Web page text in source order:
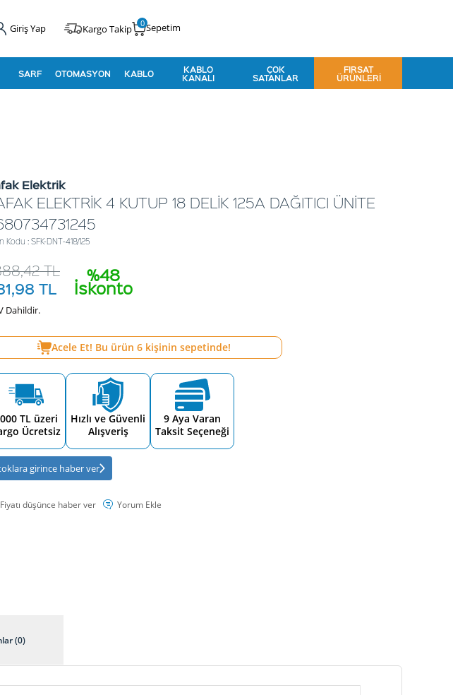
Giriş Yap Kargo Takip Sepetim
0
SARF OTOMASYON KABLO KABLO
KANALI
ÇOK
SATANLAR
FIRSAT
ÜRÜNLERI
Elektrik
ELEKTRİK 4 KUTUP 18 DELİK 125A DAĞITICI ÜNİTE
Kodu : SFK-DNT-418/125
%48
İskonto
TL
TL
Dahildir.
Acele Et! Bu ürün 6kişinin sepetinde!
TL üzeri
Ücretsiz
Hızlı ve Güvenli
Alışveriş
9 Aya Varan
Taksit Seçeneği
girince haber ver
Fiyatı düşünce haber ver Yorum Ekle
(0)